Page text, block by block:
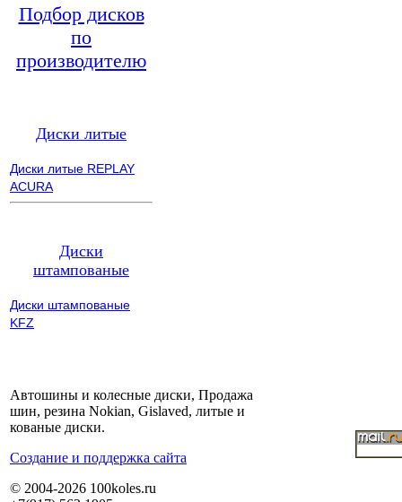
Подбор дисков
по
производителю
Диски литые
Диски литые REPLAY
ACURA
Диски
штампованые
Диски штампованые
KFZ
Автошины и колесные диски, Продажа
шин, резина Nokian, Gislaved, литые и
кованые диски.
Cоздание и поддержка сайта
© 2004-2026 100koles.ru